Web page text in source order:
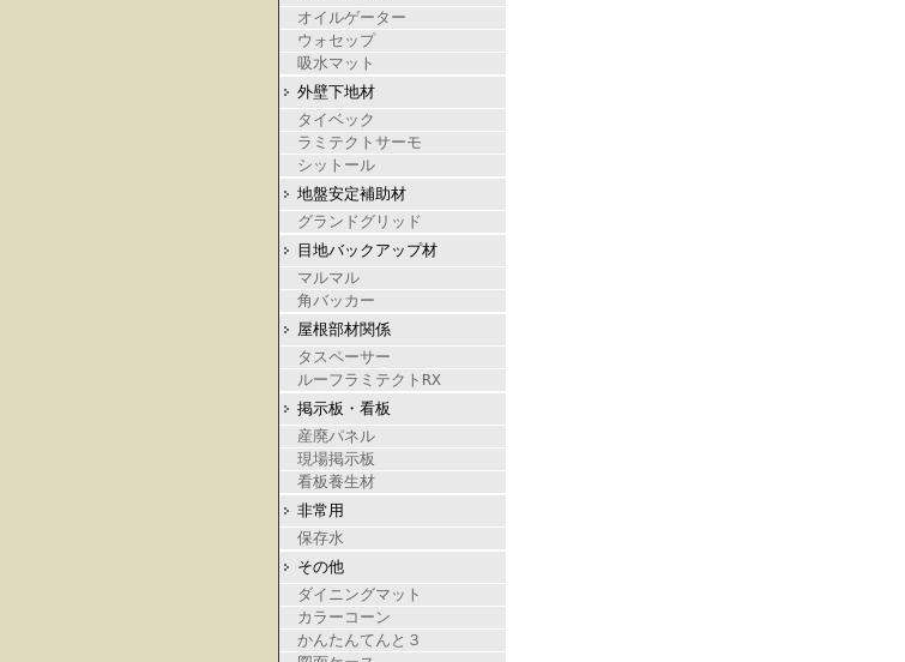
オイルゲーター
ウォセップ
吸水マット
外壁下地材
タイベック
ラミテクトサーモ
シットール
地盤安定補助材
グランドグリッド
目地バックアップ材
マルマル
角バッカー
屋根部材関係
タスペーサー
ルーフラミテクトRX
掲示板・看板
産廃パネル
現場掲示板
看板養生材
非常用
保存水
その他
ダイニングマット
カラーコーン
かんたんてんと３